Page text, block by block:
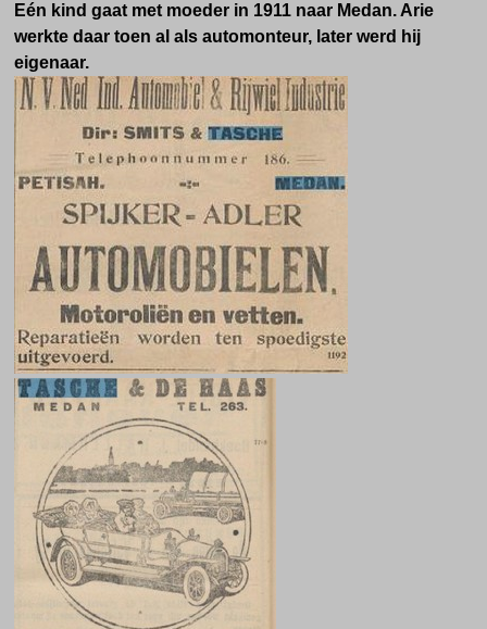
Eén kind gaat met moeder in 1911 naar Medan. Arie
werkte daar toen al als automonteur, later werd hij
eigenaar.